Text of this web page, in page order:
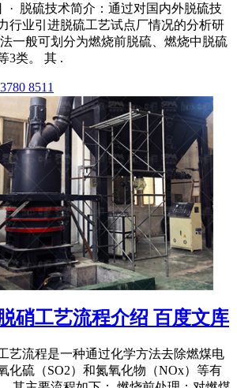
· 脱硫技术简介：通过对国内外脱硫技
行业引进脱硫工艺试点厂情况的分析研
一般可划分为燃烧前脱硫、燃烧中脱硫
3类。 其 .
8511
硝工艺流程介绍 百度文库
艺流程是一种通过化学方法去除燃煤电
化硫（SO2）和氮氧化物（NOx）等有